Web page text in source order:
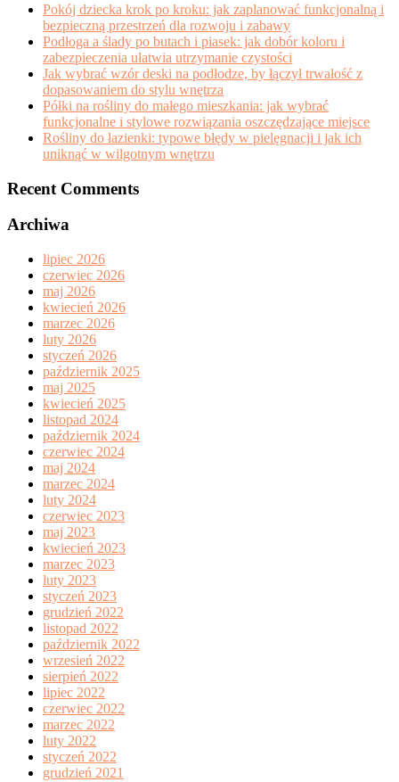
Pokój dziecka krok po kroku: jak zaplanować funkcjonalną i
bezpieczną przestrzeń dla rozwoju i zabawy
Podłoga a ślady po butach i piasek: jak dobór koloru i
zabezpieczenia ułatwia utrzymanie czystości
Jak wybrać wzór deski na podłodze, by łączył trwałość z
dopasowaniem do stylu wnętrza
Półki na rośliny do małego mieszkania: jak wybrać
funkcjonalne i stylowe rozwiązania oszczędzające miejsce
Rośliny do łazienki: typowe błędy w pielęgnacji i jak ich
uniknąć w wilgotnym wnętrzu
Recent Comments
Archiwa
lipiec 2026
czerwiec 2026
maj 2026
kwiecień 2026
marzec 2026
luty 2026
styczeń 2026
październik 2025
maj 2025
kwiecień 2025
listopad 2024
październik 2024
czerwiec 2024
maj 2024
marzec 2024
luty 2024
czerwiec 2023
maj 2023
kwiecień 2023
marzec 2023
luty 2023
styczeń 2023
grudzień 2022
listopad 2022
październik 2022
wrzesień 2022
sierpień 2022
lipiec 2022
czerwiec 2022
marzec 2022
luty 2022
styczeń 2022
grudzień 2021